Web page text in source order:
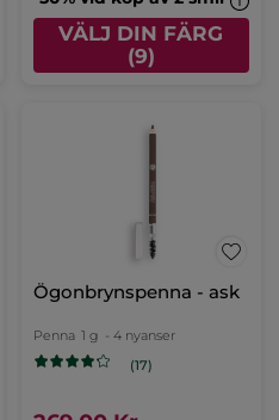
VÄLJ DIN FÄRG
(9)
Ögonbrynspenna - ask
Penna 1 g - 4 nyanser
(17)